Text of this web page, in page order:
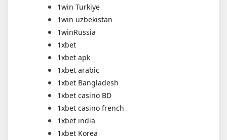
1win Turkiye
1win uzbekistan
1winRussia
1xbet
1xbet apk
1xbet arabic
1xbet Bangladesh
1xbet casino BD
1xbet casino french
1xbet india
1xbet Korea